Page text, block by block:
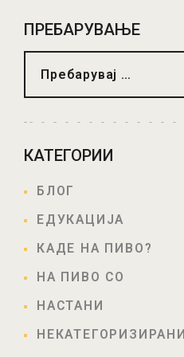
ПРЕБАРУВАЊЕ
КАТЕГОРИИ
БЛОГ
ЕДУКАЦИЈА
КАДЕ НА ПИВО?
НА ПИВО СО
НАСТАНИ
НЕКАТЕГОРИЗИРАНИ